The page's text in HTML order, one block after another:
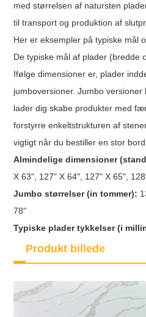
med størrelsen af natursten
til transport og produktion af
Her er eksempler på typiske mål
De typiske mål af plader (bredde
Ifølge dimensioner er, plader
jumboversioner. Jumbo
lader dig skabe produkter med
forstyrre enkeltstrukturen af
vigtigt når du bestiller en stor
Almindelige dimensioner
X 63", 127" X 64", 127" X 65",
Jumbo størrelser (in tommer):
78"
Typiske plader tykkelser (i
Produkt billede